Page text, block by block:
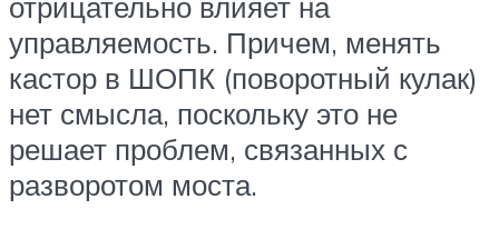
управляемость. Причем, менять
кастор в ШОПК (поворотный кулак)
нет смысла, поскольку это не
решает проблем, связанных с
разворотом моста.